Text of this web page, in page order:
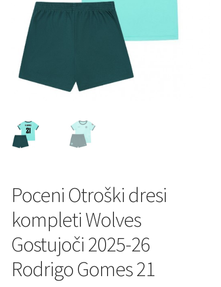
Poceni Otroški dresi
kompleti Wolves
Gostujoči 2025-26
Rodrigo Gomes 21